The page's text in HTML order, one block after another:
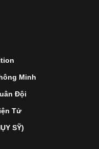
Minh
Đội
Tử
SỸ)